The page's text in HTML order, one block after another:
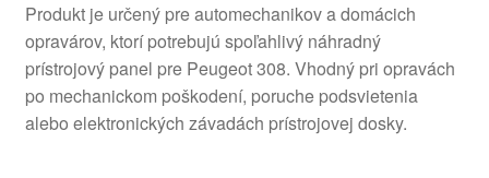
Produkt je určený pre automechanikov a domácich
opravárov, ktorí potrebujú spoľahlivý náhradný
prístrojový panel pre Peugeot 308. Vhodný pri opravách
po mechanickom poškodení, poruche podsvietenia
alebo elektronických závadách prístrojovej dosky.